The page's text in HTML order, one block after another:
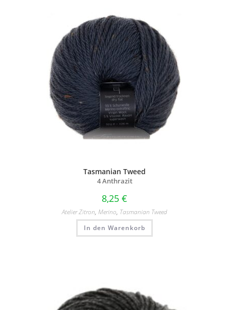
Tasmanian Tweed
4 Anthrazit
8,25 €
Atelier Zitron, Merino, Tasmanian Tweed
In den Warenkorb